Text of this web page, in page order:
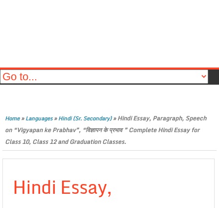
Home»Languages»Hindi (Sr. Secondary)»Hindi Essay, Paragraph, Speech
on “Vigyapan ke Prabhav”, “विज्ञापन के प्रभाव ” Complete Hindi Essay for
Class 10, Class 12 and Graduation Classes.
Hindi Essay,